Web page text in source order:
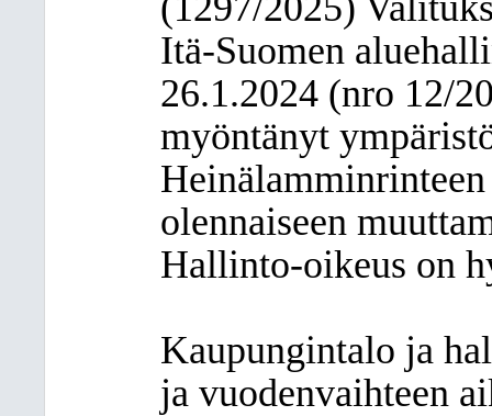
Itä-Suomen
26.1.2024 (nro 12/
myöntänyt
olennaiseen
Hallinto-oikeus on
Kaupungintalo ja
ja vuodenvaihteen